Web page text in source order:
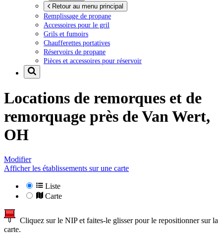
Retour au menu principal
Remplissage de propane
Accessoires pour le gril
Grils et fumoirs
Chaufferettes portatives
Réservoirs de propane
Pièces et accessoires pour réservoir
Locations de remorques et de
remorquage près deVan Wert,
OH
Modifier
Afficher les établissements sur une carte
Liste
Carte
Cliquez sur le NIP et faites-le glisser pour le repositionner sur la
carte.